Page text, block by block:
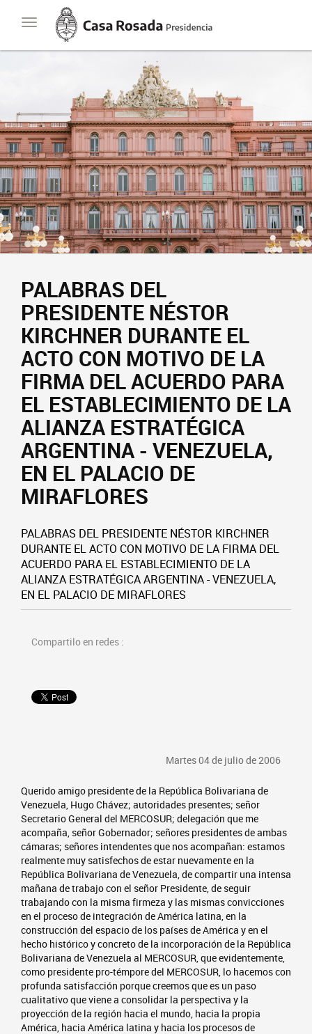
Toggle
navigation
Casa
Rosada
Presidencia
de
PALABRAS DEL
PRESIDENTE NÉSTOR
KIRCHNER DURANTE EL
ACTO CON MOTIVO DE LA
FIRMA DEL ACUERDO PARA
EL ESTABLECIMIENTO DE LA
ALIANZA ESTRATÉGICA
ARGENTINA - VENEZUELA,
EN EL PALACIO DE
MIRAFLORES
PALABRAS DEL PRESIDENTE NÉSTOR KIRCHNER
DURANTE EL ACTO CON MOTIVO DE LA FIRMA DEL
ACUERDO PARA EL ESTABLECIMIENTO DE LA
ALIANZA ESTRATÉGICA ARGENTINA - VENEZUELA,
EN EL PALACIO DE MIRAFLORES
Compartilo en redes :
Martes 04 de julio de 2006
Querido amigo presidente de la República Bolivariana de
Venezuela, Hugo Chávez; autoridades presentes; señor
Secretario General del MERCOSUR; delegación que me
acompaña, señor Gobernador; señores presidentes de ambas
cámaras; señores intendentes que nos acompañan: estamos
realmente muy satisfechos de estar nuevamente en la
República Bolivariana de Venezuela, de compartir una intensa
mañana de trabajo con el señor Presidente, de seguir
trabajando con la misma firmeza y las mismas convicciones
en el proceso de integración de América latina, en la
construcción del espacio de los países de América y en el
hecho histórico y concreto de la incorporación de la República
Bolivariana de Venezuela al MERCOSUR, que evidentemente,
como presidente pro-témpore del MERCOSUR, lo hacemos con
profunda satisfacción porque creemos que es un paso
cualitativo que viene a consolidar la perspectiva y la
proyección de la región hacia el mundo, hacia la propia
América, hacia América latina y hacia los procesos de